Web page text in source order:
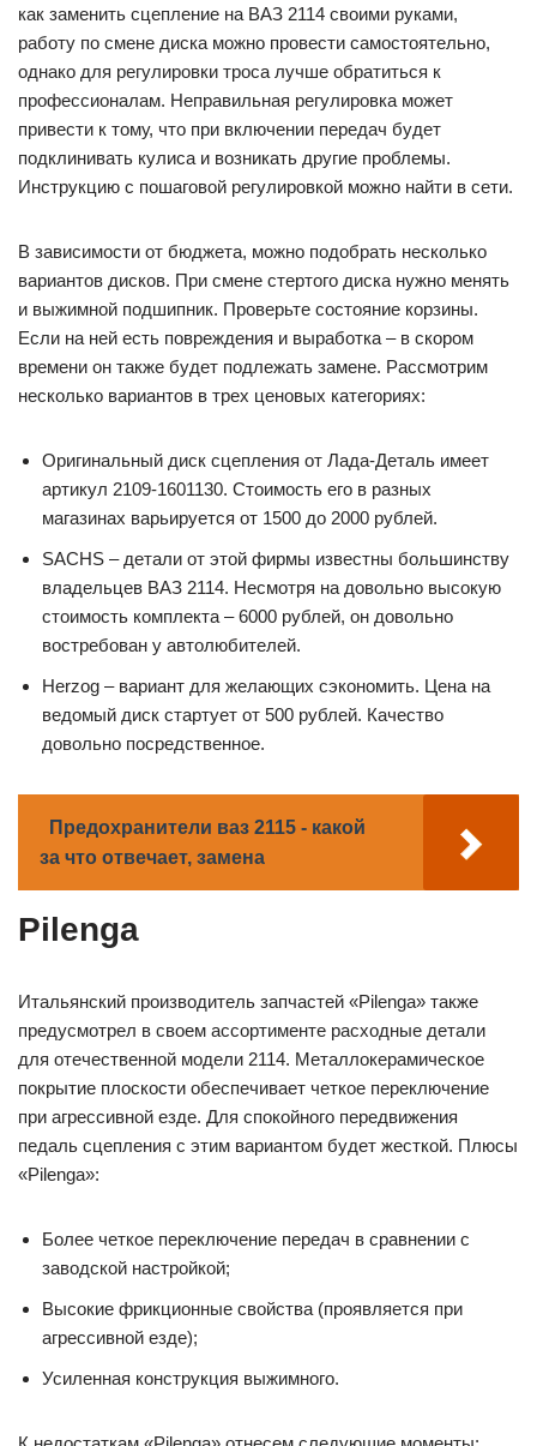
как заменить сцепление на ВАЗ 2114 своими руками,
работу по смене диска можно провести самостоятельно,
однако для регулировки троса лучше обратиться к
профессионалам. Неправильная регулировка может
привести к тому, что при включении передач будет
подклинивать кулиса и возникать другие проблемы.
Инструкцию с пошаговой регулировкой можно найти в сети.
В зависимости от бюджета, можно подобрать несколько
вариантов дисков. При смене стертого диска нужно менять
и выжимной подшипник. Проверьте состояние корзины.
Если на ней есть повреждения и выработка – в скором
времени он также будет подлежать замене. Рассмотрим
несколько вариантов в трех ценовых категориях:
Оригинальный диск сцепления от Лада-Деталь имеет
артикул 2109-1601130. Стоимость его в разных
магазинах варьируется от 1500 до 2000 рублей.
SACHS – детали от этой фирмы известны большинству
владельцев ВАЗ 2114. Несмотря на довольно высокую
стоимость комплекта – 6000 рублей, он довольно
востребован у автолюбителей.
Herzog – вариант для желающих сэкономить. Цена на
ведомый диск стартует от 500 рублей. Качество
довольно посредственное.
Предохранители ваз 2115 - какой
за что отвечает, замена
Pilenga
Итальянский производитель запчастей «Pilenga» также
предусмотрел в своем ассортименте расходные детали
для отечественной модели 2114. Металлокерамическое
покрытие плоскости обеспечивает четкое переключение
при агрессивной езде. Для спокойного передвижения
педаль сцепления с этим вариантом будет жесткой. Плюсы
«Pilenga»:
Более четкое переключение передач в сравнении с
заводской настройкой;
Высокие фрикционные свойства (проявляется при
агрессивной езде);
Усиленная конструкция выжимного.